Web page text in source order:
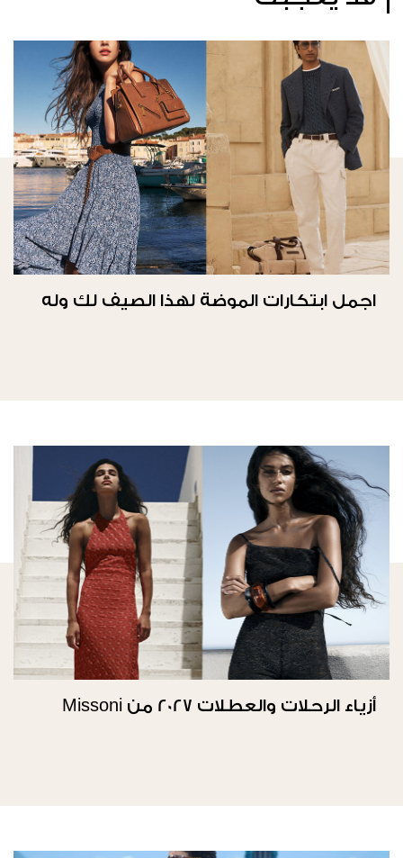
اجمل ابتكارات الموضة لهذا الصيف لك وله
أزياء الرحلات والعطلات 2027 من Missoni